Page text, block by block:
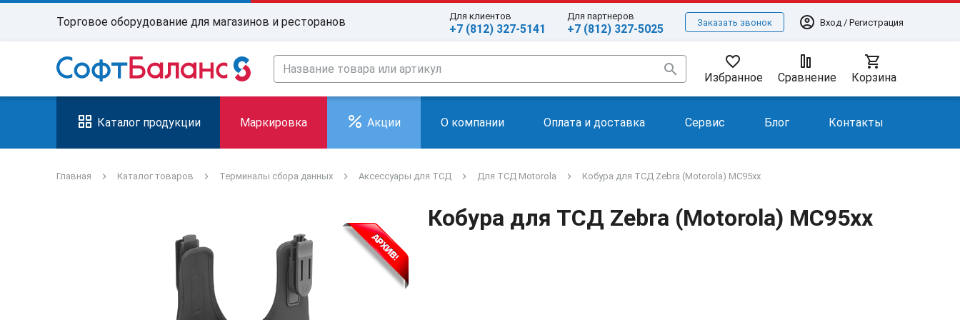
Торговое оборудование для магазинов и ресторанов Для клиентов
+7 (812) 327-5141
Для партнеров
+7 (812) 327-5025 Заказать звонок account_circle Вход / Регистрация
search favorite_border
Избранное Сравнение
shopping_cart
Корзина
Каталог продукции Маркировка Акции О компании Оплата и доставка Сервис Блог Контакты
Главная Каталог товаров Терминалы сбора данных Аксессуары для ТСД Для ТСД Motorola Кобура для ТСД Zebra (Motorola) MC95xx
Кобура для ТСД Zebra (Motorola) MC95xx